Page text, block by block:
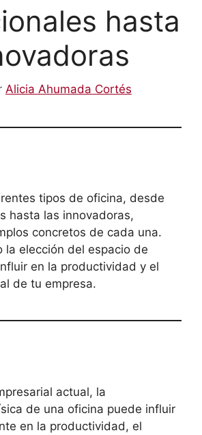
hasta
Alicia Ahumada Cortés
tipos de oficina, desde
hasta las innovadoras,
concretos de cada una.
la elección del espacio de
en la productividad y el
de tu empresa.
actual, la
de una oficina puede influir
en la productividad, el